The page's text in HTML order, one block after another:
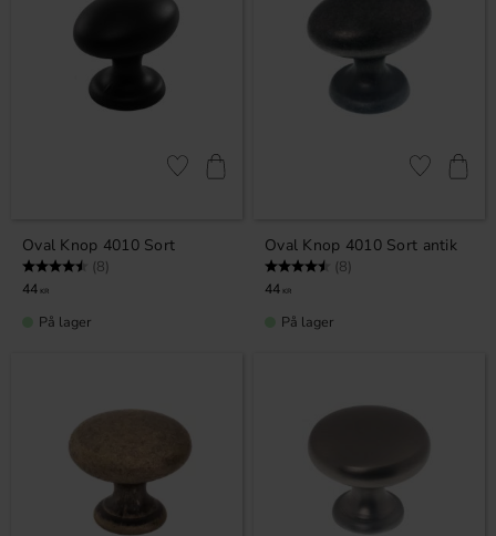
Oval Knop 4010 Sort
Vurdering: (8)
44 KR
Gem som favorit
På lager
Oval Knop 4010 Sort antik
Vurdering: (8)
44 KR
Gem som
På lager